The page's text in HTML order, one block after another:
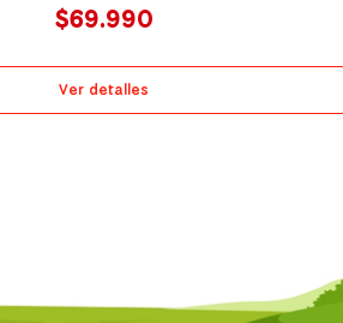
$69.990
Ver detalles